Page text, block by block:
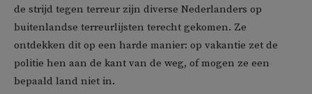
de strijd tegen terreur zijn diverse Nederlanders op
buitenlandse terreurlijsten terecht gekomen. Ze
ontdekken dit op een harde manier: op vakantie zet de
politie hen aan de kant van de weg, of mogen ze een
bepaald land niet in.